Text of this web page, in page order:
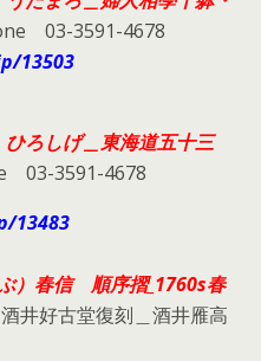
03-3591-4678
13503
ろしげ＿東海道五十三
3591-4678
13483
） 春信 順序摺_1760s春
酒井好古堂復刻＿酒井雁高